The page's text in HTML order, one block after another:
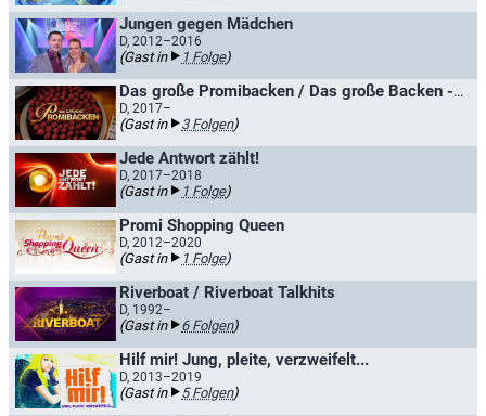
Jungen gegen Mädchen
D, 2012–2016
(Gast in 1 Folge)
Das große Promibacken / Das große Backen - Promispezial
D, 2017–
(Gast in 3 Folgen)
Jede Antwort zählt!
D, 2017–2018
(Gast in 1 Folge)
Promi Shopping Queen
D, 2012–2020
(Gast in 1 Folge)
Riverboat / Riverboat Talkhits
D, 1992–
(Gast in 6 Folgen)
Hilf mir! Jung, pleite, verzweifelt...
D, 2013–2019
(Gast in 5 Folgen)